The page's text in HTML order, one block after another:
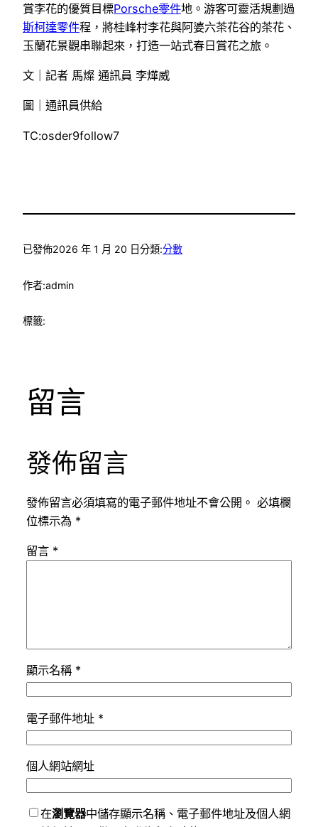
賞李花的優質目標Porsche零件地。游客可靈活規劃過
斯柯達零件程，將桂峰村李花與阿婆六茶花谷的茶花、
玉蘭花景觀串聯起來，打造一站式春日賞花之旅。
文｜記者 馬燦 通訊員 李燁威
圖｜通訊員供給
TC:osder9follow7
已發佈2026 年 1 月 20 日分類:分數
作者:admin
標籤:
留言
發佈留言
發佈留言必須填寫的電子郵件地址不會公開。 必填欄
位標示為 *
留言 *
顯示名稱 *
電子郵件地址 *
個人網站網址
在瀏覽器中儲存顯示名稱、電子郵件地址及個人網